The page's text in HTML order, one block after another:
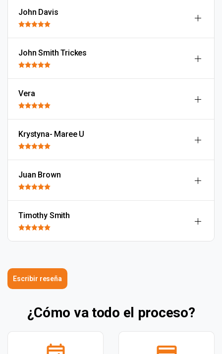
John Davis
John Smith Trickes
Vera
Krystyna- Maree U
Juan Brown
Timothy Smith
Escribir reseña
¿Cómo va todo el proceso?